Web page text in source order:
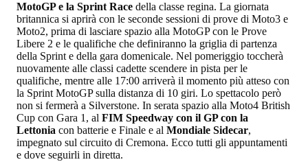
MotoGP e la Sprint Race della classe regina. La giornata
britannica si aprirà con le seconde sessioni di prove di Moto3 e
Moto2, prima di lasciare spazio alla MotoGP con le Prove
Libere 2 e le qualifiche che definiranno la griglia di partenza
della Sprint e della gara domenicale. Nel pomeriggio toccherà
nuovamente alle classi cadette scendere in pista per le
qualifiche, mentre alle 17:00 arriverà il momento più atteso con
la Sprint MotoGP sulla distanza di 10 giri. Lo spettacolo però
non si fermerà a Silverstone. In serata spazio alla Moto4 British
Cup con Gara 1, al FIM Speedway con il GP con la
Lettonia con batterie e Finale e al Mondiale Sidecar,
impegnato sul circuito di Cremona. Ecco tutti gli appuntamenti
e dove seguirli in diretta.